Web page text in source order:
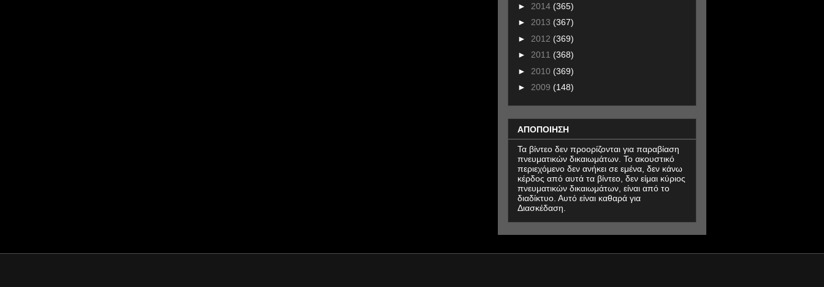
► 2014 (365)
► 2013 (367)
► 2012 (369)
► 2011 (368)
► 2010 (369)
► 2009 (148)
ΑΠΟΠΟΙΗΣΗ
Τα βίντεο δεν προορίζονται για παραβίαση
πνευματικών δικαιωμάτων. Το ακουστικό
περιεχόμενο δεν ανήκει σε εμένα, δεν κάνω
κέρδος από αυτά τα βίντεο, δεν είμαι κύριος
πνευματικών δικαιωμάτων, είναι από το
διαδίκτυο. Αυτό είναι καθαρά για
Διασκέδαση.